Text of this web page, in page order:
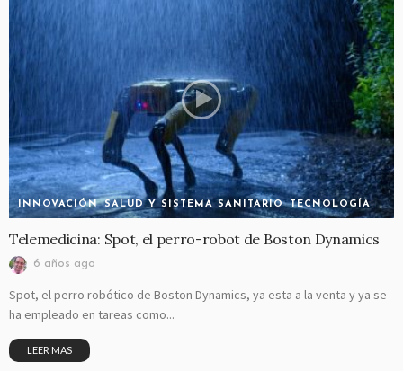
INNOVACIÓN SALUD Y SISTEMA SANITARIO TECNOLOGÍA
Telemedicina: Spot, el perro-robot de Boston Dynamics
6 años ago
Spot, el perro robótico de Boston Dynamics, ya esta a la venta y ya se
ha empleado en tareas como...
LEER MAS